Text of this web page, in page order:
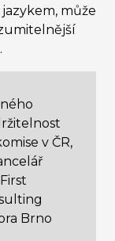
může
v ČR,
Brno